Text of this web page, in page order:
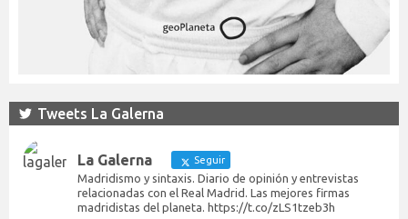
Tweets La Galerna
La Galerna Seguir
Madridismo y sintaxis. Diario de opinión y entrevistas
relacionadas con el Real Madrid. Las mejores firmas
madridistas del planeta. https://t.co/zLS1tzeb3h